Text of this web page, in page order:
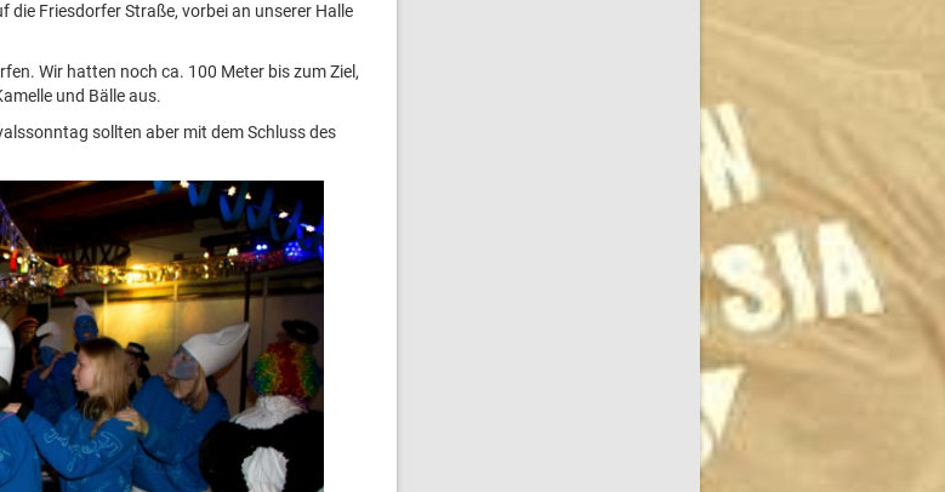
die Friesdorfer Straße, vorbei an unserer Halle
Wir hatten noch ca. 100 Meter bis zum Ziel,
und Bälle aus.
sollten aber mit dem Schluss des